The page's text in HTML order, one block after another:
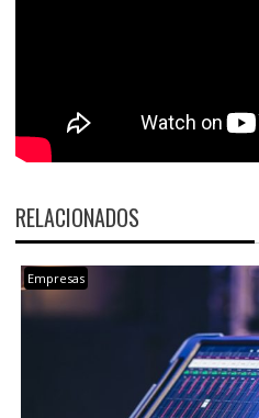
RELACIONADOS
Empresas